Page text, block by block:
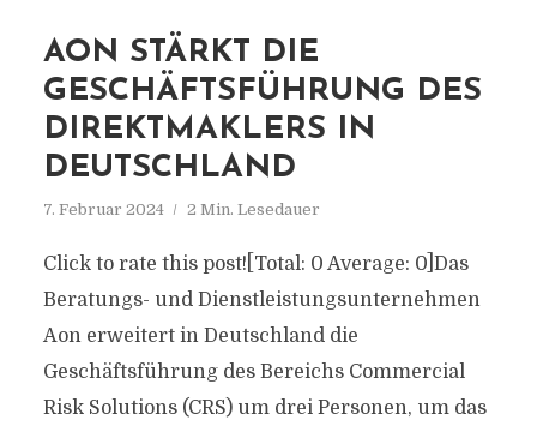
AON STÄRKT DIE
GESCHÄFTSFÜHRUNG DES
DIREKTMAKLERS IN
DEUTSCHLAND
7. Februar 2024 2 Min. Lesedauer
Click to rate this post![Total: 0 Average: 0]Das
Beratungs- und Dienstleistungsunternehmen
Aon erweitert in Deutschland die
Geschäftsführung des Bereichs Commercial
Risk Solutions (CRS) um drei Personen, um das